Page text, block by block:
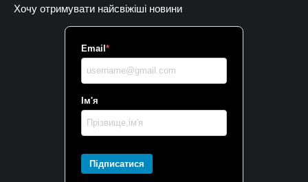
Хочу отримувати найсвіжіші новини
Email *
Ім'я
Підписатися